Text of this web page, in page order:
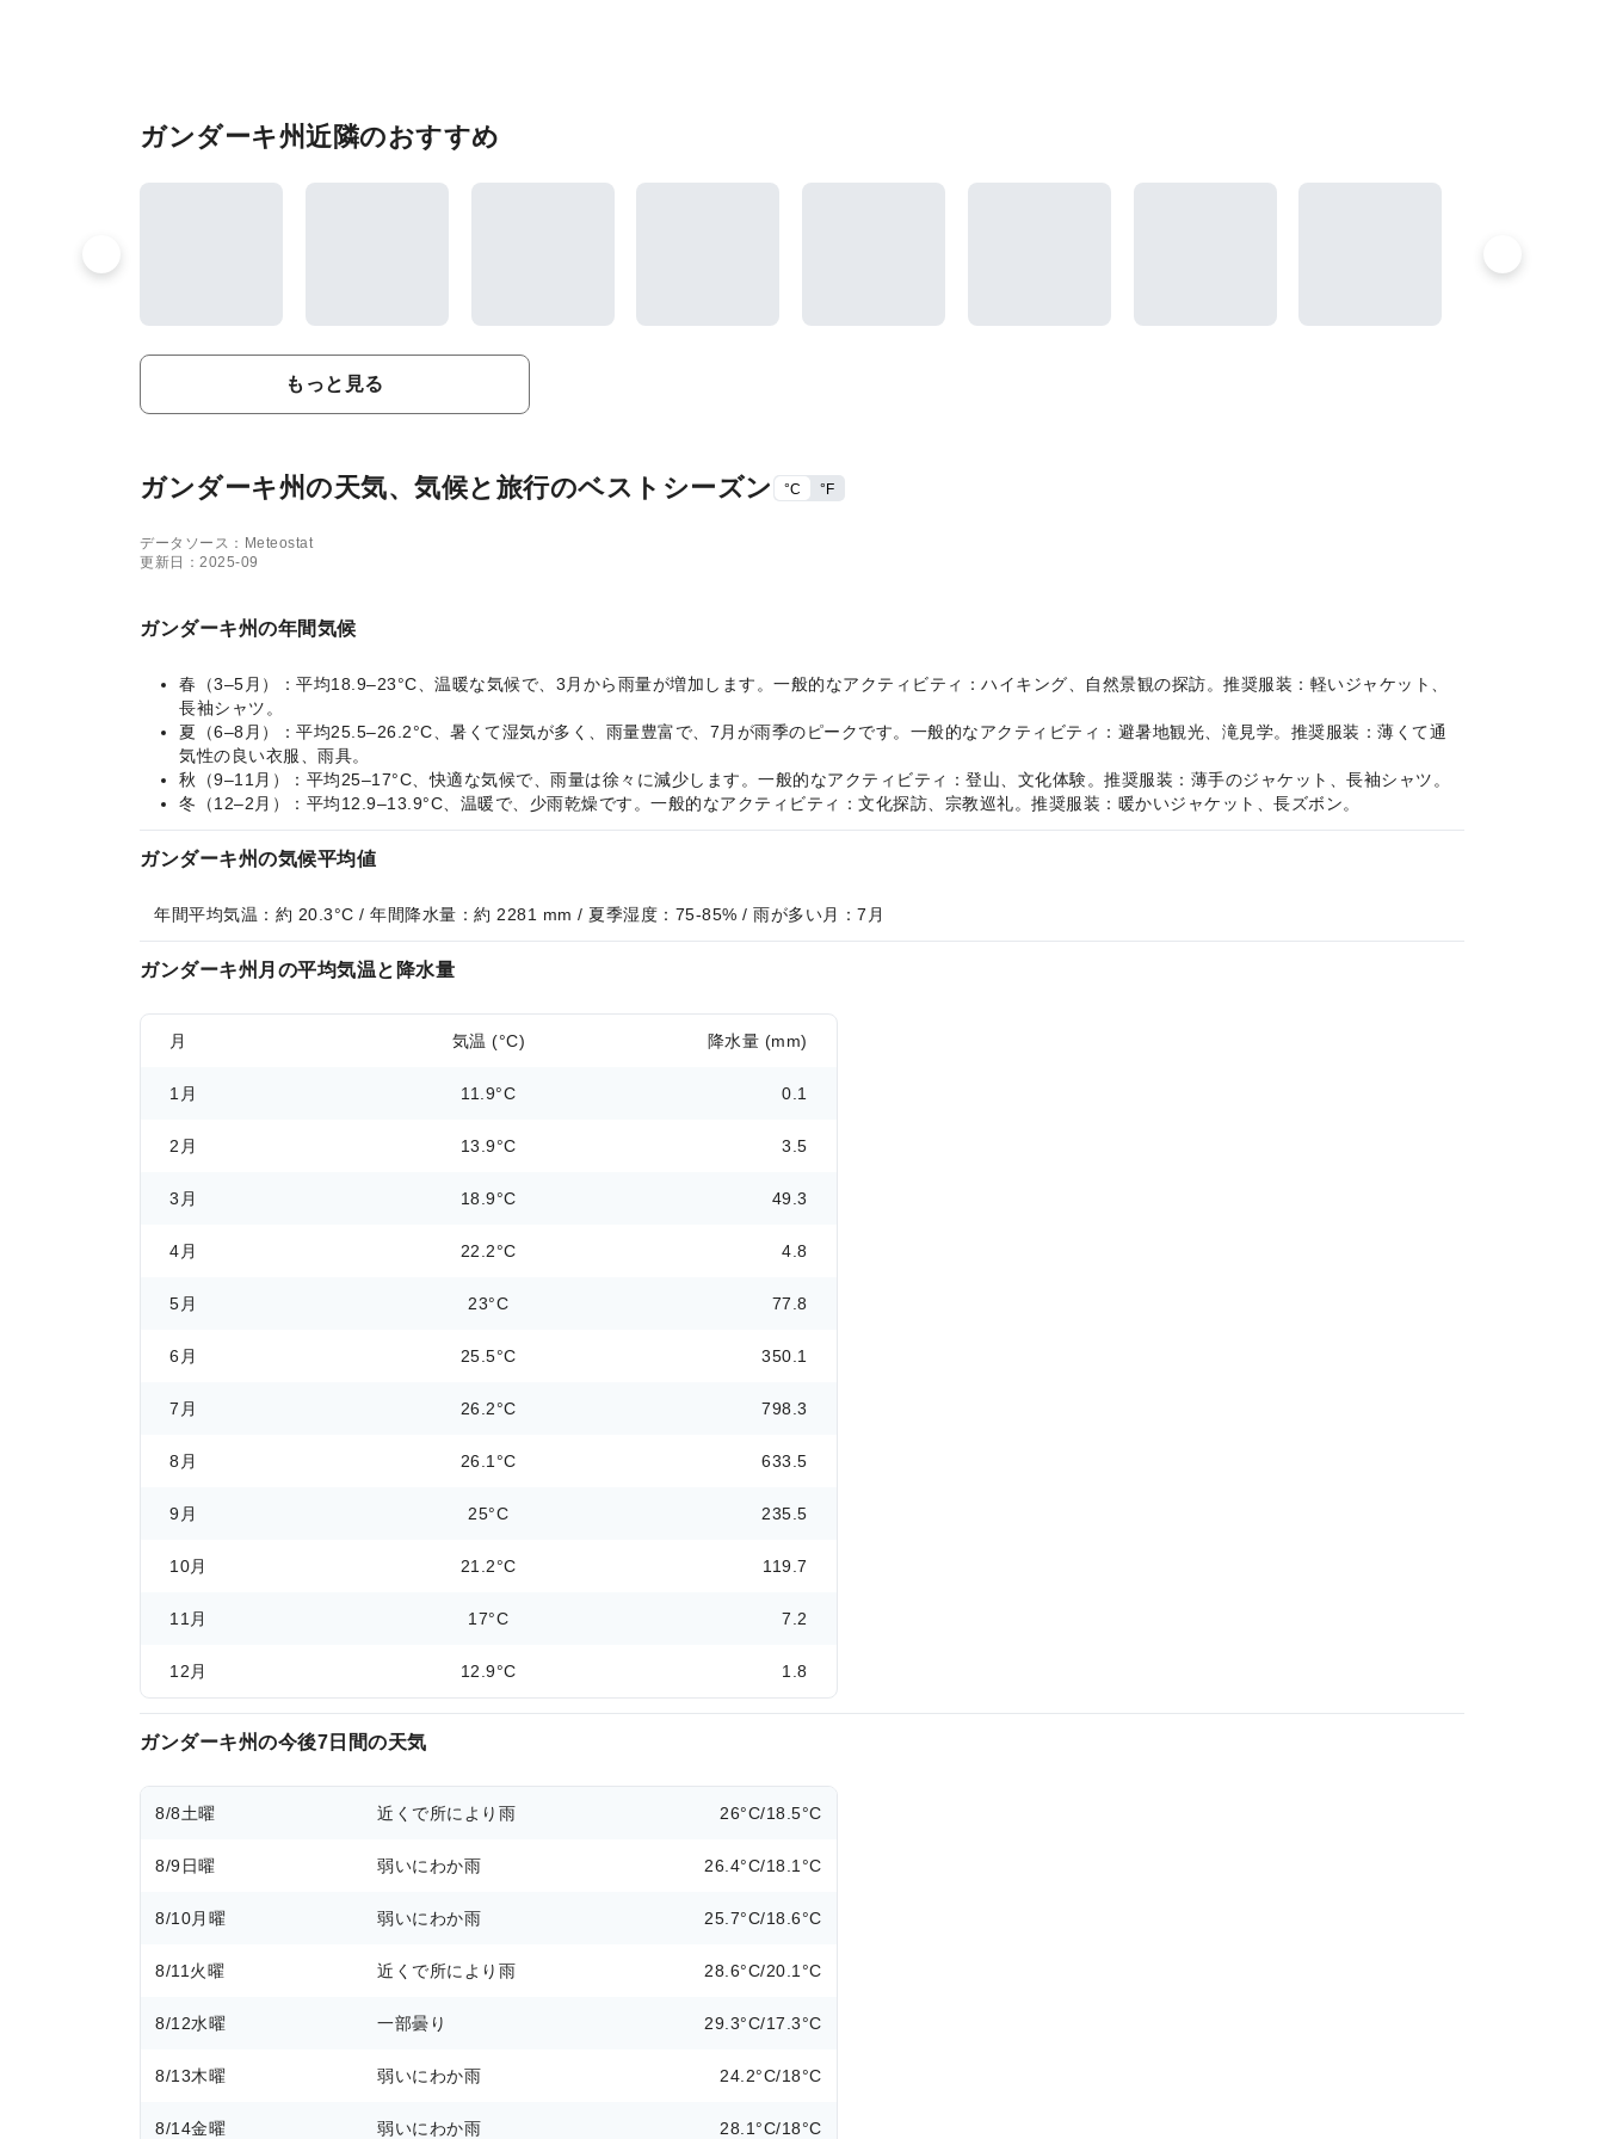
ガンダーキ州近隣のおすすめ
もっと見る
ガンダーキ州の天気、気候と旅行のベストシーズン °C °F
データソース：Meteostat
更新日：2025-09
ガンダーキ州の年間気候
春（3–5月）：平均18.9–23°C、温暖な気候で、3月から雨量が増加します。一般的なアクティビティ：ハイキング、自然景観の探訪。推奨服装：軽いジャケット、
長袖シャツ。
夏（6–8月）：平均25.5–26.2°C、暑くて湿気が多く、雨量豊富で、7月が雨季のピークです。一般的なアクティビティ：避暑地観光、滝見学。推奨服装：薄くて通
気性の良い衣服、雨具。
秋（9–11月）：平均25–17°C、快適な気候で、雨量は徐々に減少します。一般的なアクティビティ：登山、文化体験。推奨服装：薄手のジャケット、長袖シャツ。
冬（12–2月）：平均12.9–13.9°C、温暖で、少雨乾燥です。一般的なアクティビティ：文化探訪、宗教巡礼。推奨服装：暖かいジャケット、長ズボン。
ガンダーキ州の気候平均値
年間平均気温：約 20.3°C / 年間降水量：約 2281 mm / 夏季湿度：75-85% / 雨が多い月：7月
ガンダーキ州月の平均気温と降水量
月 気温 (°C) 降水量 (mm)
1月 11.9°C 0.1
2月 13.9°C 3.5
3月 18.9°C 49.3
4月 22.2°C 4.8
5月 23°C 77.8
6月 25.5°C 350.1
7月 26.2°C 798.3
8月 26.1°C 633.5
9月 25°C 235.5
10月 21.2°C 119.7
11月 17°C 7.2
12月 12.9°C 1.8
ガンダーキ州の今後7日間の天気
8/8土曜 近くで所により雨 26°C/18.5°C
8/9日曜 弱いにわか雨 26.4°C/18.1°C
8/10月曜 弱いにわか雨 25.7°C/18.6°C
8/11 火曜 近くで所により雨 28.6°C/20.1°C
8/12水曜 一部曇り 29.3°C/17.3°C
8/13木曜 弱いにわか雨 24.2°C/18°C
8/14金曜 弱いにわか雨 28.1°C/18°C